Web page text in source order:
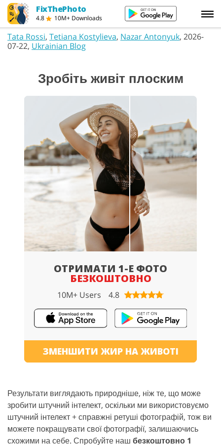
FixThePhoto
4.8 10M+ Downloads
Tata Rossi, Tetiana Kostylieva, Nazar Antonyuk, 2026-
07-22, Ukrainian Blog
Зробіть живіт плоским
ЗМЕНШИТИ ЖИР НА ЖИВОТІ
ОТРИМАТИ 1-Е ФОТО
БЕЗКОШТОВНО
10M+ Users 4.8
Результати виглядають природніше, ніж те, що може
зробити штучний інтелект, оскільки ми використовуємо
штучний інтелект + справжні ретуші фотографій, тож ви
можете покращувати свої фотографії, залишаючись
схожими на себе. Спробуйте наш безкоштовно 1